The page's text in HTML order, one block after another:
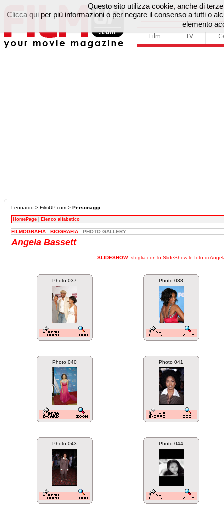
Film TV
Leonardo > FilmUP.com > Personaggi
HomePage Elenco alfabetico
FILMOGRAFIA BIOGRAFIA PHOTO GALLERY
Angela Bassett
SLIDESHOW: sfoglia con lo SlideShow le foto di
Photo 037 Photo 038
Photo 040 Photo 041
Photo 043 Photo 044
Questo sito utilizza cookie, anche di
Clicca qui per più informazioni o per negare il consenso a tutti o
elemento